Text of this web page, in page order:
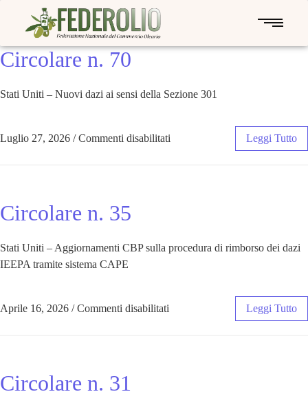
Circolare n. 70
Stati Uniti – Nuovi dazi ai sensi della Sezione 301
Luglio 27, 2026 / Commenti disabilitati Leggi Tutto
Circolare n. 35
Stati Uniti – Aggiornamenti CBP sulla procedura di rimborso dei dazi
IEEPA tramite sistema CAPE
Aprile 16, 2026 / Commenti disabilitati Leggi Tutto
Circolare n. 31